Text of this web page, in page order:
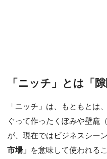
「ニッチ」とは「
「ニッチ」は、もともとは
ぐって作ったくぼみや壁龕
が、現在ではビジネスシー
市場」 を意味して使われる